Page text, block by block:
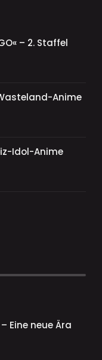
– 2. Staffel
Anime
Idol-Anime
Eine neue Ära